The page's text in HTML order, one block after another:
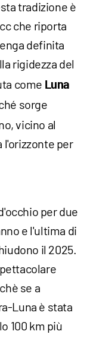
tradizione è
che riporta
definita
rigidezza del
come Luna
sorge
vicino al
l'orizzonte per
per due
e l'ultima di
il 2025.
se a
Luna è stata
100 km più